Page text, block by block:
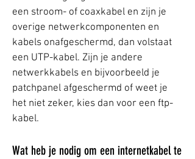
een stroom- of coaxkabel en zijn je
overige netwerkcomponenten en
kabels onafgeschermd, dan volstaat
een UTP-kabel. Zijn je andere
netwerkkabels en bijvoorbeeld je
patchpanel afgeschermd of weet je
het niet zeker, kies dan voor een ftp-
kabel.
Wat heb je nodig om een internetkabel te